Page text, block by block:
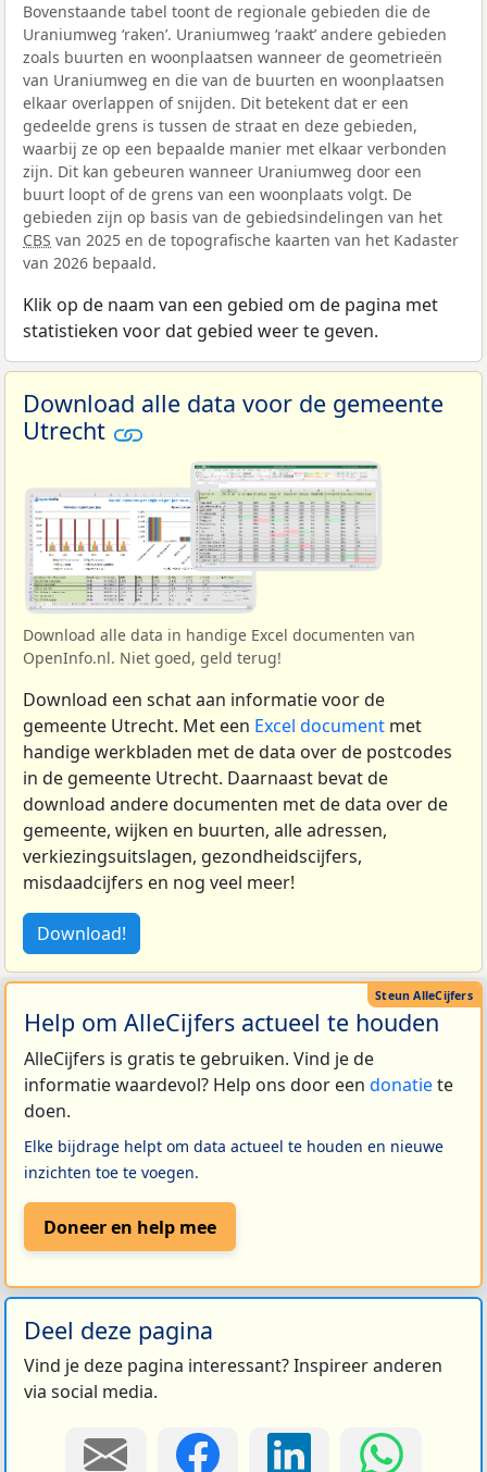
Bovenstaande tabel toont de regionale gebieden die de
Uraniumweg ‘raken’. Uraniumweg ‘raakt’ andere gebieden
zoals buurten en woonplaatsen wanneer de geometrieën
van Uraniumweg en die van de buurten en woonplaatsen
elkaar overlappen of snijden. Dit betekent dat er een
gedeelde grens is tussen de straat en deze gebieden,
waarbij ze op een bepaalde manier met elkaar verbonden
zijn. Dit kan gebeuren wanneer Uraniumweg door een
buurt loopt of de grens van een woonplaats volgt. De
gebieden zijn op basis van de gebiedsindelingen van het
CBS van 2025 en de topografische kaarten van het Kadaster
van 2026 bepaald.
Klik op de naam van een gebied om de pagina met
statistieken voor dat gebied weer te geven.
Download alle data voor de gemeente
Utrecht
Download alle data in handige Excel documenten van
OpenInfo.nl. Niet goed, geld terug!
Download een schat aan informatie voor de
gemeente Utrecht. Met een Excel document met
handige werkbladen met de data over de postcodes
in de gemeente Utrecht. Daarnaast bevat de
download andere documenten met de data over de
gemeente, wijken en buurten, alle adressen,
verkiezingsuitslagen, gezondheidscijfers,
misdaadcijfers en nog veel meer!
Download!
Help om AlleCijfers actueel te houden
AlleCijfers is gratis te gebruiken. Vind je de
informatie waardevol? Help ons door een donatiete
doen.
Elke bijdrage helpt om data actueel te houden en nieuwe
inzichten toe te voegen.
Doneer en help mee
Deel deze pagina
Vind je deze pagina interessant? Inspireer anderen
via social media.